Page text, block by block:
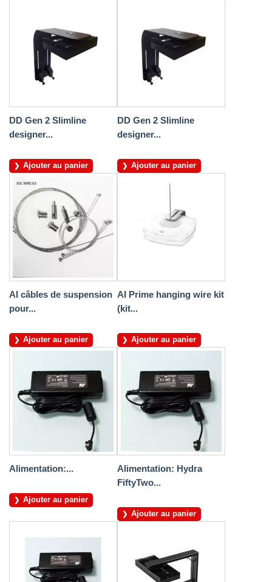
DD Gen 2 Slimline
designer...
Ajouter au panier
DD Gen 2 Slimline
designer...
Ajouter au panier
AI câbles de suspension
pour...
Ajouter au panier
AI Prime hanging wire kit
(kit...
Ajouter au panier
Alimentation:...
Ajouter au panier
Alimentation: Hydra
FiftyTwo...
Ajouter au panier